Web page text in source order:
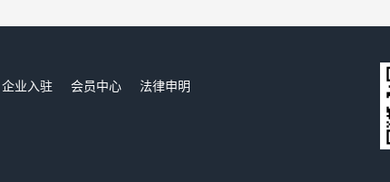
企业入驻 会员中心
法律申明